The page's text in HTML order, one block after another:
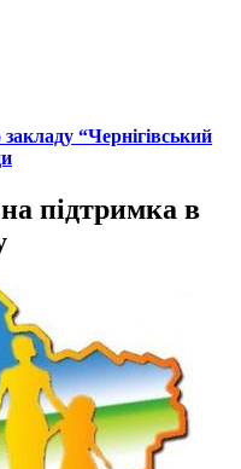
“Чернігівський
підтримка в